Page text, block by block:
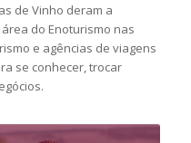
de Vinho deram a
do Enoturismo nas
e agências de viagens
se conhecer, trocar